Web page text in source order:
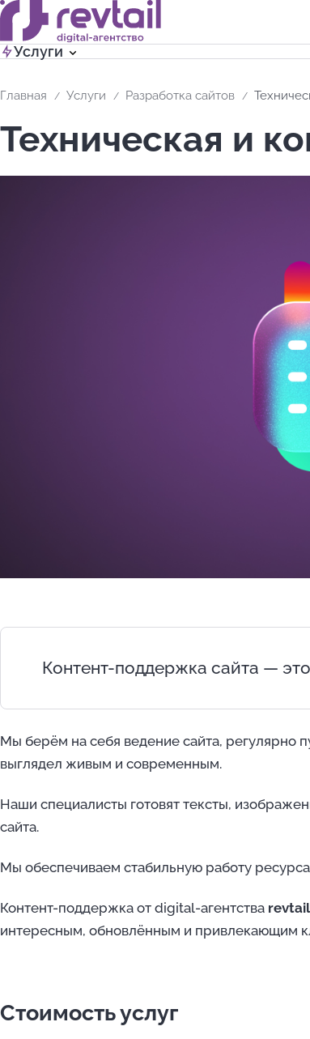
Услуги
Главная Услуги Разработка сайтов
Техническая и
Контент-поддержка сайта —
Мы берём на себя ведение сайта, регулярно
выглядел живым и современным.
Наши специалисты готовят тексты,
сайта.
Мы обеспечиваем стабильную работу
Контент-поддержка от digital-агентства
интересным, обновлённым и привлекающим
Стоимость услуг